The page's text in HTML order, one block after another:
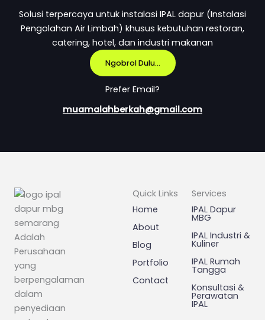
Solusi terpercaya untuk instalasi IPAL dapur (Instalasi
Pengolahan Air Limbah) khusus kebutuhan restoran,
catering, hotel, dan industri makanan
Ngobrol Dulu...
Prefer Email?
muamalahberkah@gmail.com
Adalah
Perusahaan
yang
berpengalaman
dalam
penyediaan
Quick Links
Home
About
Blog
Portfolio
Contact
Services
IPAL Dapur
MBG
IPAL Industri &
Kuliner
IPAL Rumah
Tangga
Konsultasi &
Perawatan
IPAL